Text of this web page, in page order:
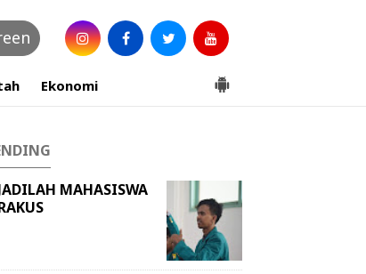
Ekonomi
MAHASISWA